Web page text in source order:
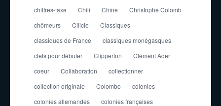
chiffres-taxe
Chili Chine
Christophe Colomb
chômeurs
Cilicie
Classiques
classiques de France
classiques monégasques
clefs pour débuter
Clipperton
Clément Ader
coeur
Collaboration
collectionner
collection originale
Colombo
colonies
colonies allemandes
colonies françaises